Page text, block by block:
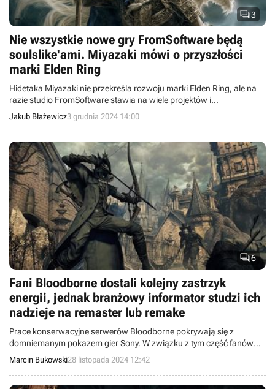
3
Nie wszystkie nowe gry FromSoftware będą
soulslike'ami. Miyazaki mówi o przyszłości
marki Elden Ring
Hidetaka Miyazaki nie przekreśla rozwoju marki Elden Ring, ale na
razie studio FromSoftware stawia na wiele projektów i
różnorodność gatunków.
Jakub Błażewicz3 grudnia 2024 14:00
6
Fani Bloodborne dostali kolejny zastrzyk
energii, jednak branżowy informator studzi ich
nadzieje na remaster lub remake
Prace konserwacyjne serwerów Bloodborne pokrywają się z
domniemanym pokazem gier Sony. W związku z tym część fanów
spodziewa się jakiegoś ogłoszenia.
Marcin Bukowski28 listopada 2024 12:42